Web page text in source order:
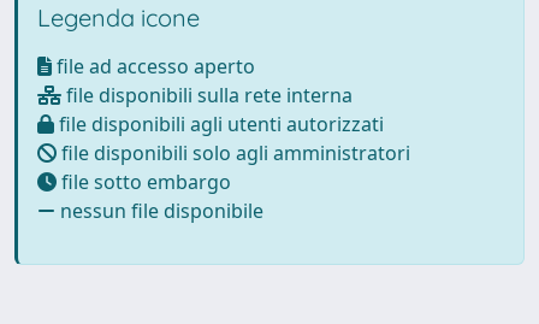
Legenda icone
file ad accesso aperto
file disponibili sulla rete interna
file disponibili agli utenti autorizzati
file disponibili solo agli amministratori
file sotto embargo
nessun file disponibile